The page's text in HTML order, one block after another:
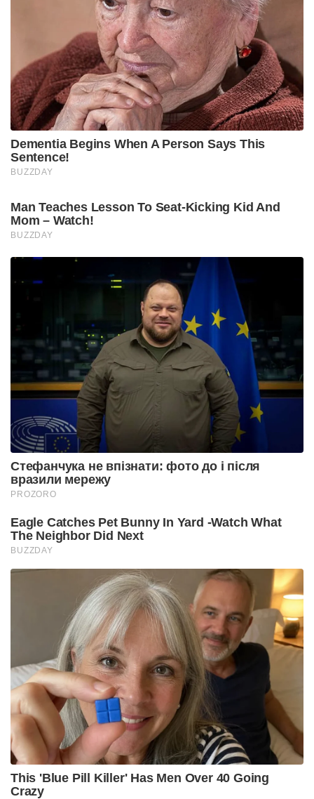
Dementia Begins When A Person Says This
Sentence!
BUZZDAY
Man Teaches Lesson To Seat-Kicking Kid And
Mom – Watch!
BUZZDAY
Стефанчука не впізнати: фото до і після
вразили мережу
PROZORO
Eagle Catches Pet Bunny In Yard -Watch What
The Neighbor Did Next
BUZZDAY
This 'Blue Pill Killer' Has Men Over 40 Going
Crazy